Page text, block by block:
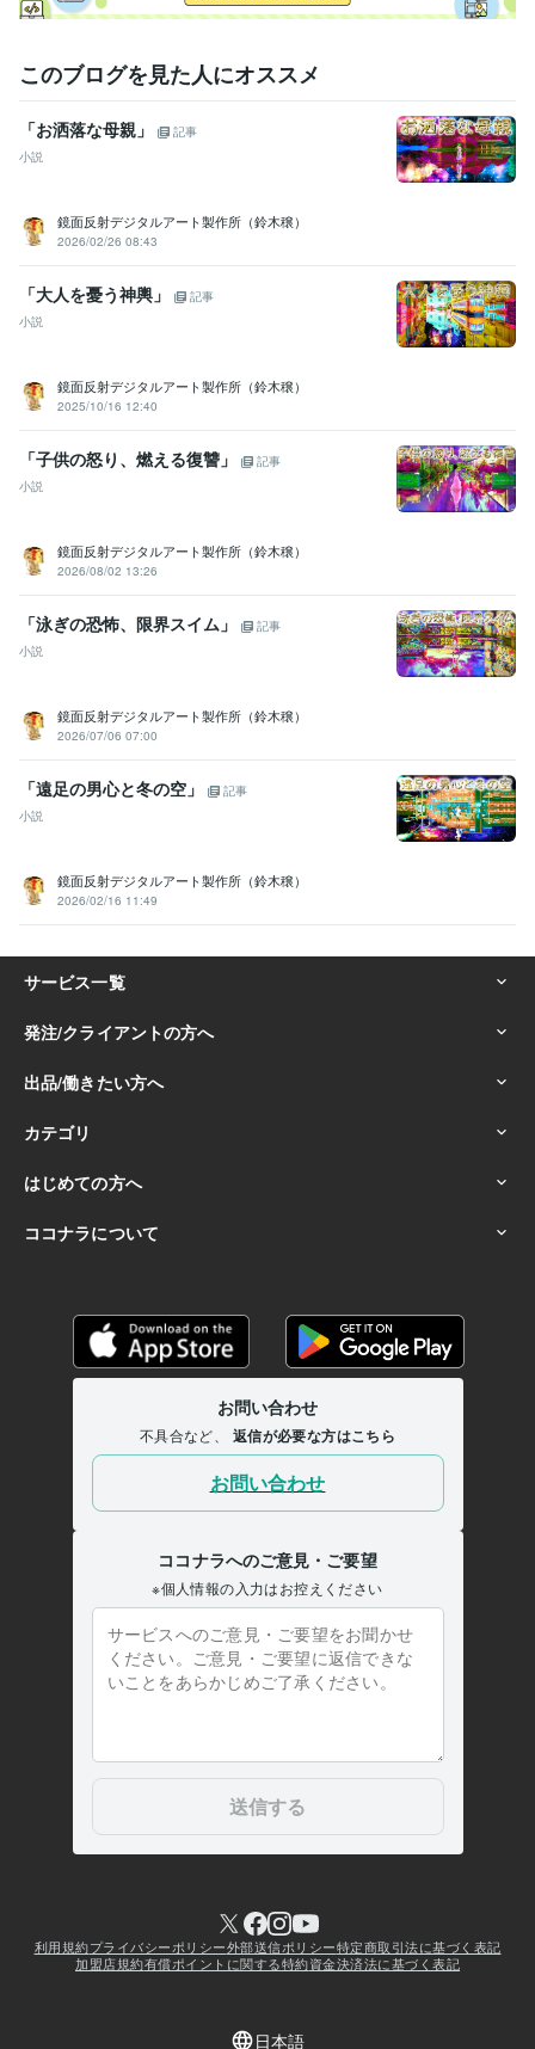
このブログを見た人にオススメ
「お洒落な母親」
記事
小説
鏡面反射デジタルアート製作所（鈴木穣）
2026/02/26 08:43
「大人を憂う神輿」
記事
小説
鏡面反射デジタルアート製作所（鈴木穣）
2025/10/16 12:40
「子供の怒り、燃える復讐」
記事
小説
鏡面反射デジタルアート製作所（鈴木穣）
2026/08/02 13:26
「泳ぎの恐怖、限界スイム」
記事
小説
鏡面反射デジタルアート製作所（鈴木穣）
2026/07/06 07:00
「遠足の男心と冬の空」
記事
小説
鏡面反射デジタルアート製作所（鈴木穣）
2026/02/16 11:49